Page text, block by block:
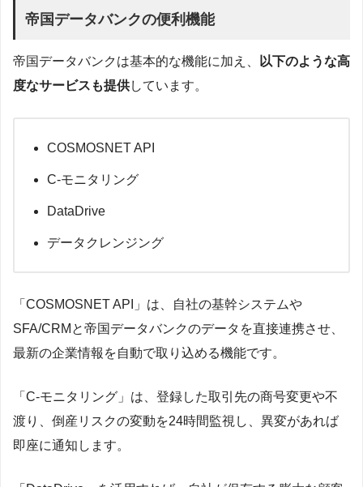
帝国データバンクの便利機能
帝国データバンクは基本的な機能に加え、
以下のような高
度なサービスも提供しています。
COSMOSNET API
C-モニタリング
DataDrive
データクレンジング
「COSMOSNET API」は、自社の基幹システムや
SFA/CRMと帝国データバンクのデータを直接連携させ、
最新の企業情報を自動で取り込める機能です。
「C-モニタリング」は、登録した取引先の商号変更や不
渡り、倒産リスクの変動を24時間監視し、異変があれば
即座に通知します。